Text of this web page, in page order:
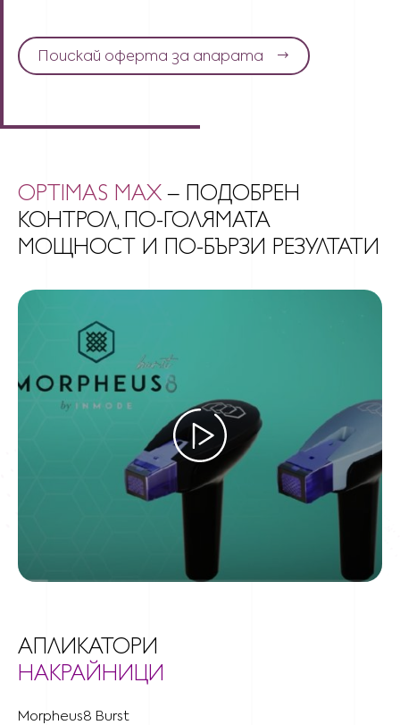
Поискай оферта за апарата
OPTIMAS MAX – ПОДОБРЕН
КОНТРОЛ, ПО-ГОЛЯМАТА
МОЩНОСТ И ПО-БЪРЗИ РЕЗУЛТАТИ
АПЛИКАТОРИ
НАКРАЙНИЦИ
Morpheus8 Burst